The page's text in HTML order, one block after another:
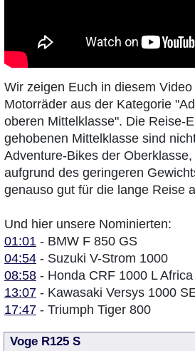
Wir zeigen Euch in diesem
Motorräder aus der Kategorie
oberen Mittelklasse". Die Reise-
gehobenen Mittelklasse sind
Adventure-Bikes der
aufgrund des geringeren
genauso gut für die lange Reise
Und hier unsere Nominierten:
01:01 - BMW F 850 GS
04:54 - Suzuki V-Strom 1000
08:58 - Honda CRF 1000 L Africa
13:07 - Kawasaki Versys 1000
17:47 - Triumph Tiger 800
Voge R125 S